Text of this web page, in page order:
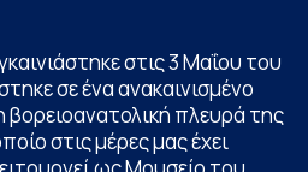
στις 3 Μαΐου του
σε ένα ανακαινισμένο
πλευρά της
στις μέρες μας έχει